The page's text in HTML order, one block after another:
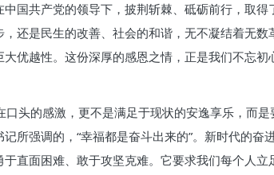
国共产党的领导下，披荆斩棘、砥砺前行，取
还是民生的改善、社会的和谐，无不凝结着无
优越性。这份深厚的感恩之情，正是我们不忘
头的感激，更不是满足于现状的安逸享乐，而是
所强调的，“幸福都是奋斗出来的”。新时代的奋
直面困难、敢于攻坚克难。它要求我们每个人立